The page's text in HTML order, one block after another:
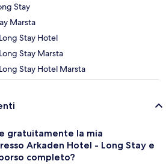
Stay
Marsta
Stay Hotel
Stay Marsta
Stay Hotel Marsta
gratuitamente la mia
Arkaden Hotel - Long Stay e
completo?